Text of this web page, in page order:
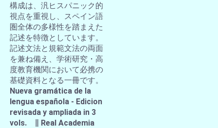
構成は、汎ヒスパニック的
視点を重視し、スペイン語
圏全体の多様性を踏まえた
記述を特徴としています。
記述文法と規範文法の両面
を兼ね備え、学術研究・高
度教育機関において必携の
基礎資料となる一冊です。
Nueva gramática de la
lengua española - Edicion
revisada y ampliada in 3
vols. ∥ Real Academia